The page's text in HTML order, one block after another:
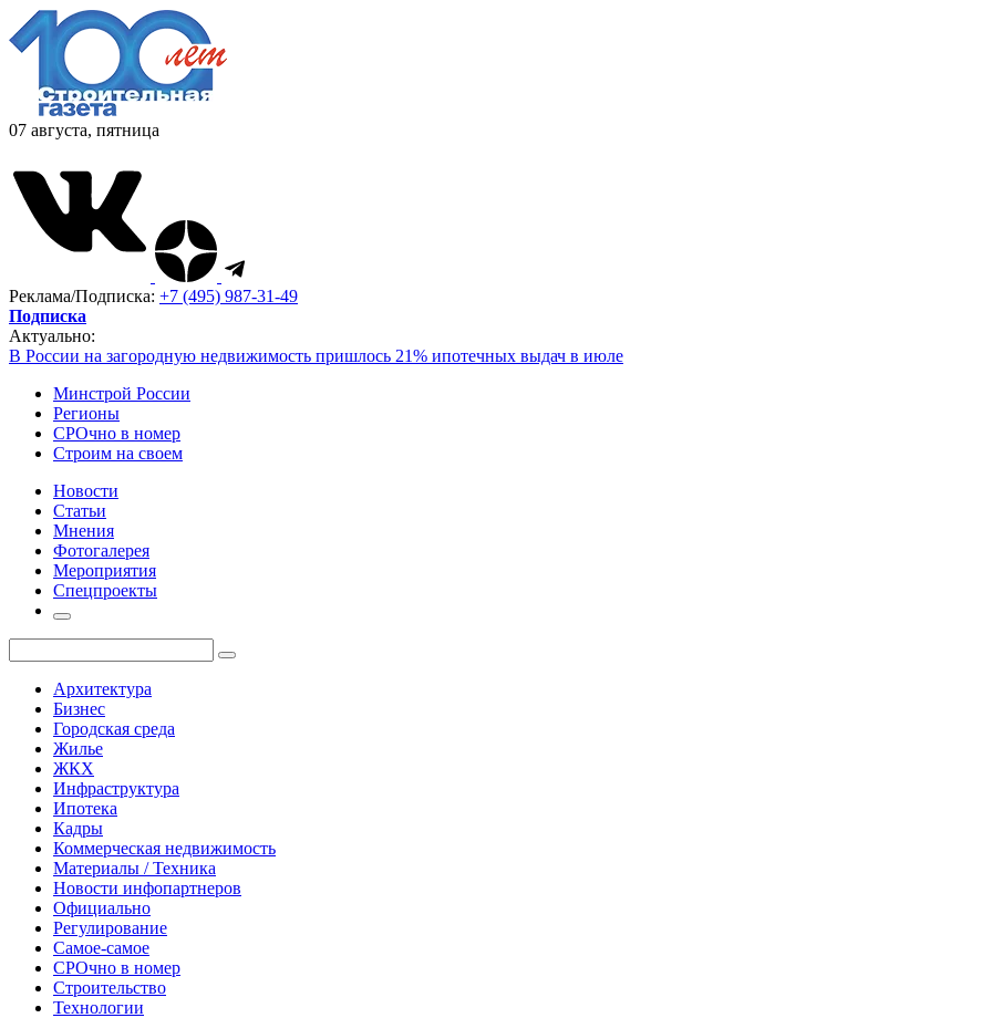
07 августа, пятница
Реклама/Подписка: +7 (495) 987-31-49
Подписка
Актуально:
В России на загородную недвижимость пришлось 21% ипотечных выдач в июле
Минстрой России
Регионы
СРОчно в номер
Строим на своем
Новости
Статьи
Мнения
Фотогалерея
Мероприятия
Спецпроекты
Архитектура
Бизнес
Городская среда
Жилье
ЖКХ
Инфраструктура
Ипотека
Кадры
Коммерческая недвижимость
Материалы / Техника
Новости инфопартнеров
Официально
Регулирование
Самое-самое
СРОчно в номер
Строительство
Технологии